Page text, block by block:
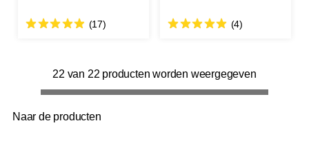
(17) (4)
22 van 22 producten worden weergegeven
Naar de producten